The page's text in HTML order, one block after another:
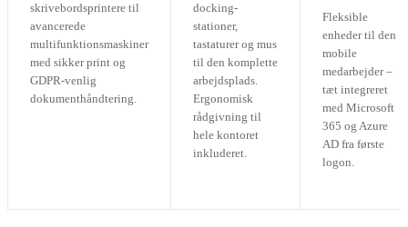
skrivebordsprintere til
avancerede
multifunktionsmaskiner
med sikker print og
GDPR-venlig
dokumenthåndtering.
docking-
stationer,
tastaturer og mus
til den komplette
arbejdsplads.
Ergonomisk
rådgivning til
hele kontoret
inkluderet.
Fleksible
enheder til den
mobile
medarbejder –
tæt integreret
med Microsoft
365 og Azure
AD fra første
logon.